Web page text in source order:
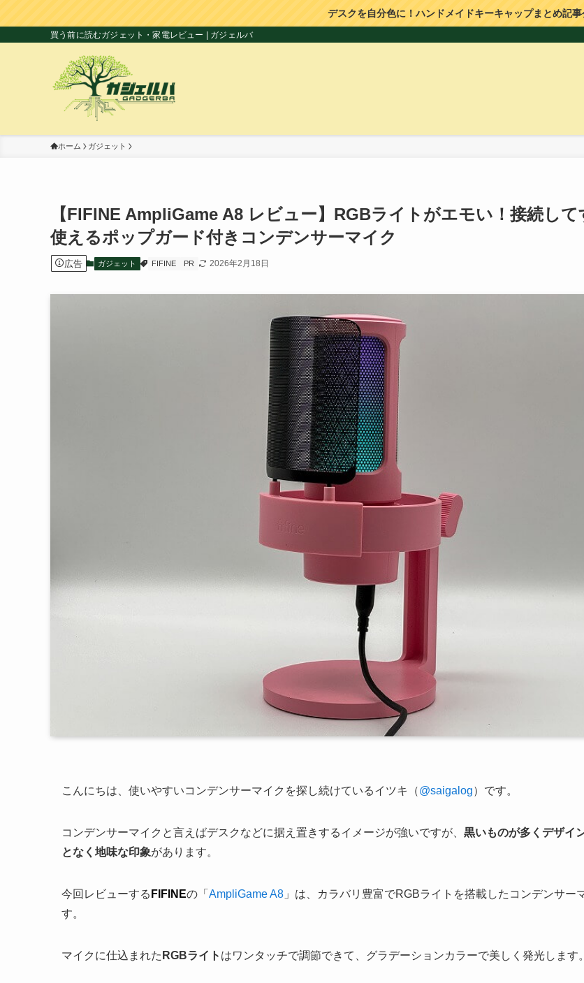
デスクを自分色に！ハンドメイドキーキャップまとめ記事
買う前に読むガジェット・家電レビュー | ガジェルバ
ホーム ガジェット
【FIFINE AmpliGame A8 レビュー】RGBライトがエモい！接続して
使えるポップガード付きコンデンサーマイク
広告 ガジェット FIFINE PR 2026年2月18日
こんにちは、使いやすいコンデンサーマイクを探し続けているイツキ（@saigalog）です。
コンデンサーマイクと言えばデスクなどに据え置きするイメージが強いですが、 黒いものが多くデザイ
となく地味な印象があります。
今回レビューする FIFINEの「 AmpliGame A8 」は、カラバリ豊富でRGBライトを搭載したコンデンサー
す。
マイクに仕込まれた RGBライト はワンタッチで調節できて、グラデーションカラーで美しく発光します。